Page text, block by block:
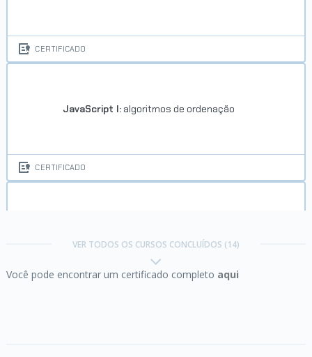
CERTIFICADO
JavaScript I: algoritmos de ordenação
CERTIFICADO
VER TODOS OS CURSOS CONCLUÍDOS (14)
Você pode encontrar um certificado completo aqui